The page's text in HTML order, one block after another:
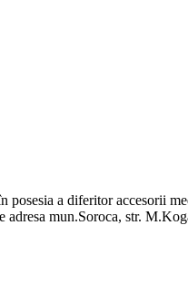
a diferitor accesorii
mun.Soroca, str.